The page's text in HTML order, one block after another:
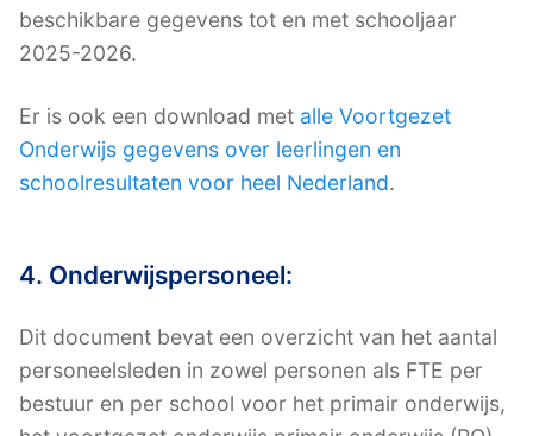
beschikbare gegevens tot en met schooljaar
2025-2026.
Er is ook een download met alle Voortgezet
Onderwijs gegevens over leerlingen en
schoolresultaten voor heel Nederland.
4. Onderwijspersoneel:
Dit document bevat een overzicht van het aantal
personeelsleden in zowel personen als FTE per
bestuur en per school voor het primair onderwijs,